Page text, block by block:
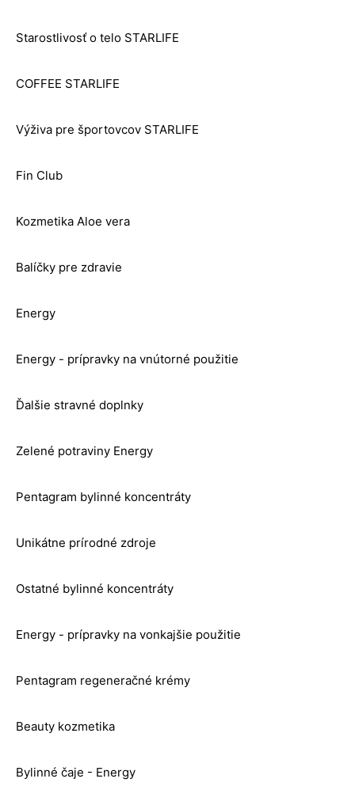
Starostlivosť o telo STARLIFE
COFFEE STARLIFE
Výživa pre športovcov STARLIFE
Fin Club
Kozmetika Aloe vera
Balíčky pre zdravie
Energy
Energy - prípravky na vnútorné použitie
Ďalšie stravné doplnky
Zelené potraviny Energy
Pentagram bylinné koncentráty
Unikátne prírodné zdroje
Ostatné bylinné koncentráty
Energy - prípravky na vonkajšie použitie
Pentagram regeneračné krémy
Beauty kozmetika
Bylinné čaje - Energy